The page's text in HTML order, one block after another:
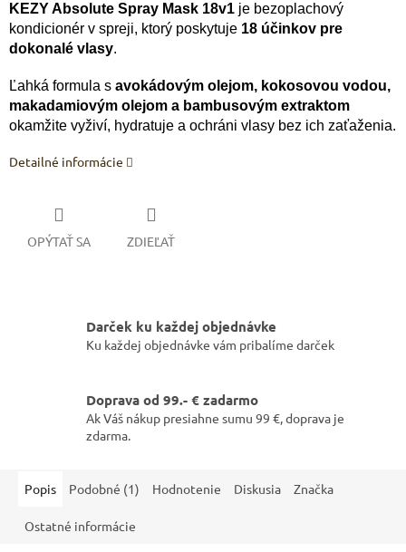
KEZY Absolute Spray Mask 18v1 je bezoplachový
kondicionér v spreji, ktorý poskytuje 18 účinkov pre
dokonalé vlasy.
Ľahká formula s avokádovým olejom, kokosovou vodou,
makadamiovým olejom a bambusovým extraktom
okamžite vyživí, hydratuje a ochráni vlasy bez ich zaťaženia.
Detailné informácie
OPÝTAŤ SA ZDIEĽAŤ
Darček ku každej objednávke
Ku každej objednávke vám pribalíme darček
Doprava od 99.- € zadarmo
Ak Váš nákup presiahne sumu 99 €, doprava je
zdarma.
Popis Podobné (1) Hodnotenie Diskusia Značka
Ostatné informácie